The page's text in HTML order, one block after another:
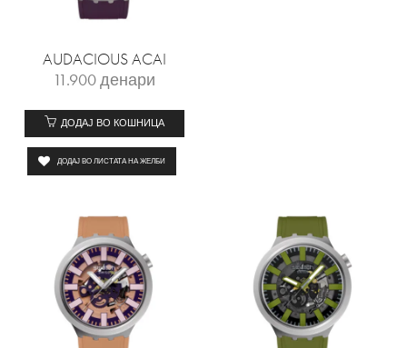
AUDACIOUS ACAI
11.900денари
ДОДАЈ ВО КОШНИЦА
ДОДАЈ ВО ЛИСТАТА НА ЖЕЛБИ